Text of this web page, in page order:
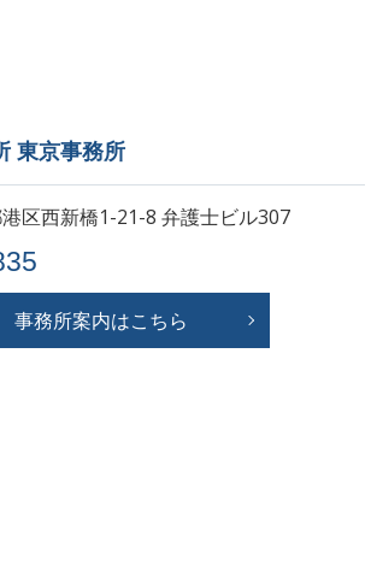
東京事務所
区西新橋1-21-8 弁護士ビル307
事務所案内はこちら